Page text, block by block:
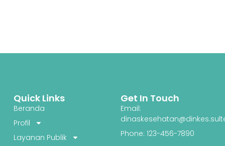
Quick Links
Beranda
Profil
Layanan Publik
Get In Touch
Email:
Phone: 123-456-7890